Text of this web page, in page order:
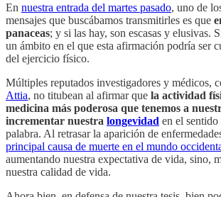
En nuestra entrada del martes pasado, uno de
mensajes que buscábamos transmitirles es que
panaceas; y si las hay, son escasas y elusivas.
un ámbito en el que esta afirmación podría ser
del ejercicio físico.
Múltiples reputados investigadores y médicos,
Attia, no titubean al afirmar que la actividad
medicina más poderosa que tenemos a
incrementar nuestra longevidad en el
palabra. Al retrasar la aparición de
principal causa de muerte en el mundo
aumentando nuestra expectativa de vida, sino,
nuestra calidad de vida.